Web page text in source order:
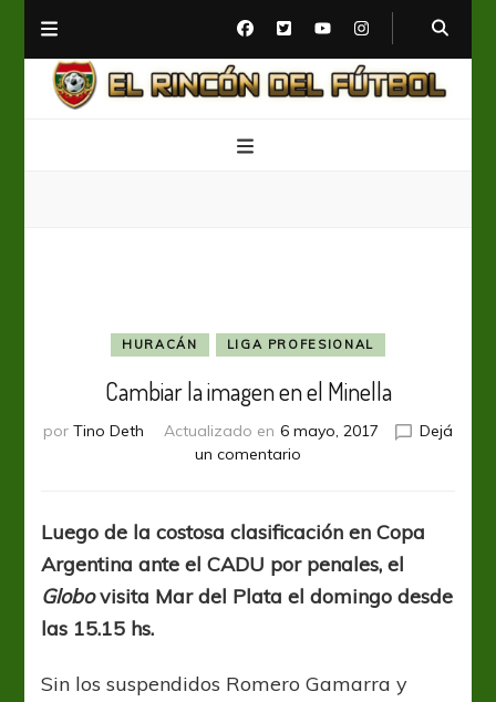
HURACÁN LIGA PROFESIONAL
Cambiar la imagen en el Minella
por Tino Deth Actualizado en 6 mayo, 2017
Dejá
un comentario
imagen
en
el
Minella
Luego de la costosa clasificación en Copa
Argentina ante el CADU por penales, el
Globovisita Mar del Plata el domingo desde
las 15.15 hs.
Sin los suspendidos Romero Gamarra y